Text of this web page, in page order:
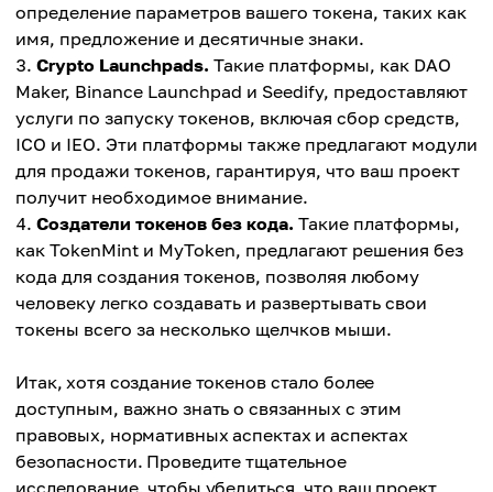
определение параметров вашего токена, таких как
имя, предложение и десятичные знаки.
Crypto Launchpads. Такие платформы, как DAO
Maker, Binance Launchpad и Seedify, предоставляют
услуги по запуску токенов, включая сбор средств,
ICO и IEO. Эти платформы также предлагают модули
для продажи токенов, гарантируя, что ваш проект
получит необходимое внимание.
Создатели токенов без кода. Такие платформы,
как TokenMint и MyToken, предлагают решения без
кода для создания токенов, позволяя любому
человеку легко создавать и развертывать свои
токены всего за несколько щелчков мыши.
Итак, хотя создание токенов стало более
доступным, важно знать о связанных с этим
правовых, нормативных аспектах и ​​аспектах
безопасности. Проведите тщательное